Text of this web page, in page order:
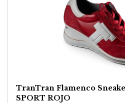
TranTran Flamenco
SPORT ROJO